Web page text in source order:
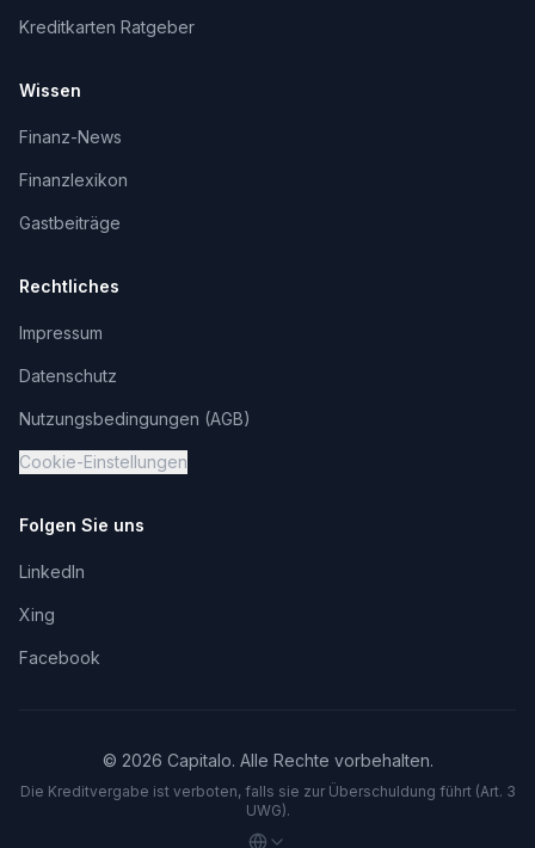
Kreditkarten Ratgeber
Wissen
Finanz-News
Finanzlexikon
Gastbeiträge
Rechtliches
Impressum
Datenschutz
Nutzungsbedingungen (AGB)
Cookie-Einstellungen
Folgen Sie uns
LinkedIn
Xing
Facebook
© 2026 Capitalo. Alle Rechte vorbehalten.
Die Kreditvergabe ist verboten, falls sie zur Überschuldung führt (Art. 3
UWG).